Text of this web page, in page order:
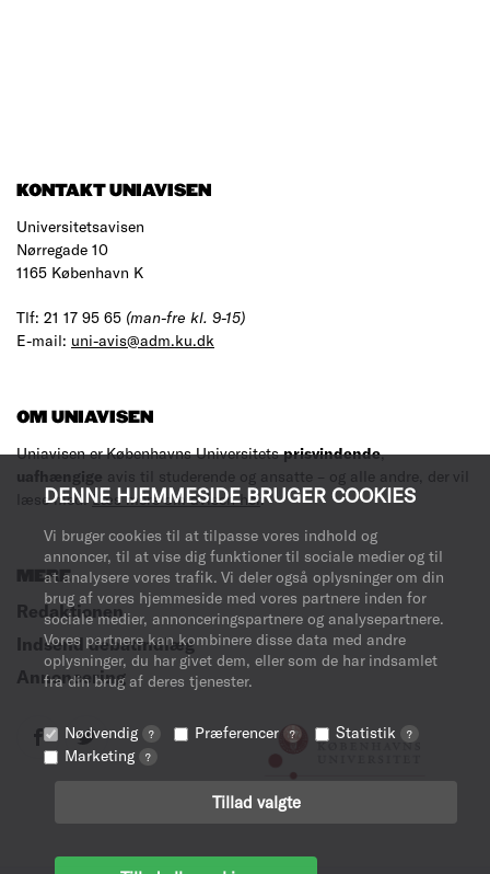
DENNE HJEMMESIDE BRUGER COOKIES
Vi bruger cookies til at tilpasse vores indhold og
annoncer, til at vise dig funktioner til sociale medier og til
at analysere vores trafik. Vi deler også oplysninger om din
brug af vores hjemmeside med vores partnere inden for
sociale medier, annonceringspartnere og analysepartnere.
Vores partnere kan kombinere disse data med andre
oplysninger, du har givet dem, eller som de har indsamlet
fra din brug af deres tjenester.
Nødvendig ? Præferencer ? Statistik ?
Marketing ?
Tillad valgte
KONTAKT UNIAVISEN
Universitetsavisen
Nørregade 10
1165 København K
Tlf: 21 17 95 65 (man-fre kl. 9-15)
E-mail: uni-avis@adm.ku.dk
OM UNIAVISEN
Uniavisen er Københavns Universitetsprisvindende,
uafhængige avis til studerende og ansatte – og alle andre, der vil
læse med.Læs mere om avisen her.
MERE
Redaktionen
Indsend debatindlæg
Annoncering